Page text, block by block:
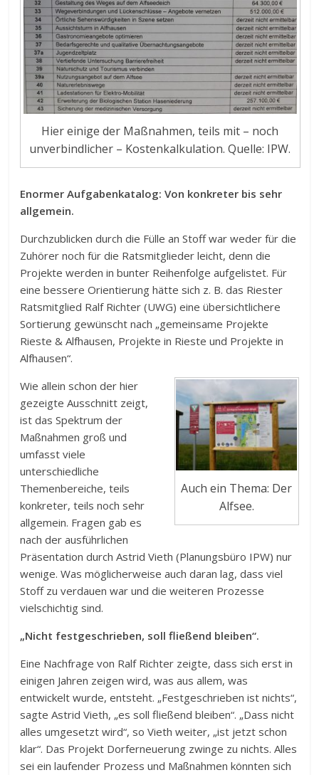
Hier einige der Maßnahmen, teils mit – noch
unverbindlicher – Kostenkalkulation. Quelle: IPW.
Enormer Aufgabenkatalog: Von konkreter bis sehr
allgemein.
Durchzublicken durch die Fülle an Stoff war weder für die
Zuhörer noch für die Ratsmitglieder leicht, denn die
Projekte werden in bunter Reihenfolge aufgelistet. Für
eine bessere Orientierung hätte sich z. B. das Riester
Ratsmitglied Ralf Richter (UWG) eine übersichtlichere
Sortierung gewünscht nach „gemeinsame Projekte
Rieste & Alfhausen, Projekte in Rieste und Projekte in
Alfhausen“.
Auch ein Thema: Der
Alfsee.
Wie allein schon der hier
gezeigte Ausschnitt zeigt,
ist das Spektrum der
Maßnahmen groß und
umfasst viele
unterschiedliche
Themenbereiche, teils
konkreter, teils noch sehr
allgemein. Fragen gab es
nach der ausführlichen
Präsentation durch Astrid Vieth (Planungsbüro IPW) nur
wenige. Was möglicherweise auch daran lag, dass viel
Stoff zu verdauen war und die weiteren Prozesse
vielschichtig sind.
„Nicht festgeschrieben, soll fließend bleiben“.
Eine Nachfrage von Ralf Richter zeigte, dass sich erst in
einigen Jahren zeigen wird, was aus allem, was
entwickelt wurde, entsteht. „Festgeschrieben ist nichts“,
sagte Astrid Vieth, „es soll fließend bleiben“. „Dass nicht
alles umgesetzt wird“, so Vieth weiter, „ist jetzt schon
klar“. Das Projekt Dorferneuerung zwinge zu nichts. Alles
sei ein laufender Prozess und Maßnahmen könnten sich